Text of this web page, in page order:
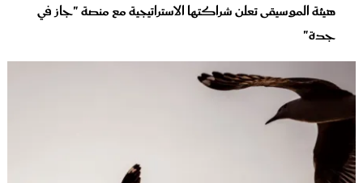
هيئة الموسيقى تعلن شراكتها الاستراتيجية مع منصة "جاز في
جدة"